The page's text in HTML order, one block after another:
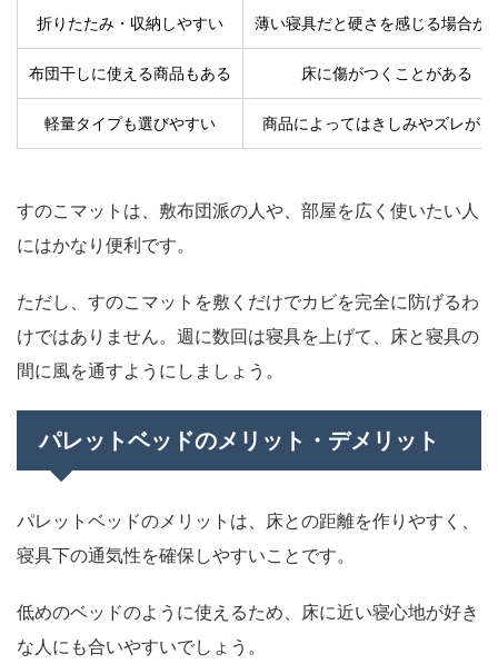
折りたたみ・収納しやすい 薄い寝具だと硬さを感じる場合が
布団干しに使える商品もある 床に傷がつくことがある
軽量タイプも選びやすい 商品によってはきしみやズレが
すのこマットは、敷布団派の人や、部屋を広く使いたい人
にはかなり便利です。
ただし、すのこマットを敷くだけでカビを完全に防げるわ
けではありません。週に数回は寝具を上げて、床と寝具の
間に風を通すようにしましょう。
パレットベッドのメリット・デメリット
パレットベッドのメリットは、床との距離を作りやすく、
寝具下の通気性を確保しやすいことです。
低めのベッドのように使えるため、床に近い寝心地が好き
な人にも合いやすいでしょう。